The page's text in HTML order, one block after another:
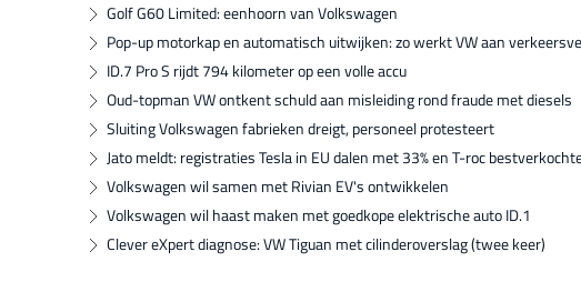
Golf G60 Limited: eenhoorn van Volkswagen
Pop-up motorkap en automatisch uitwijken: zo werkt VW aan
ID.7 Pro S rijdt 794 kilometer op een volle accu
Oud-topman VW ontkent schuld aan misleiding rond fraude met diesels
Sluiting Volkswagen fabrieken dreigt, personeel protesteert
Jato meldt: registraties Tesla in EU dalen met 33% en T-roc
Volkswagen wil samen met Rivian EV's ontwikkelen
Volkswagen wil haast maken met goedkope elektrische auto ID.1
Clever eXpert diagnose: VW Tiguan met cilinderoverslag (twee keer)